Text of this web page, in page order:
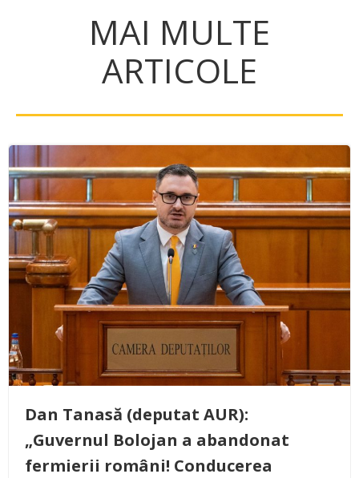
MAI MULTE
ARTICOLE
Dan Tanasă (deputat AUR):
„Guvernul Bolojan a abandonat
fermierii români! Conducerea